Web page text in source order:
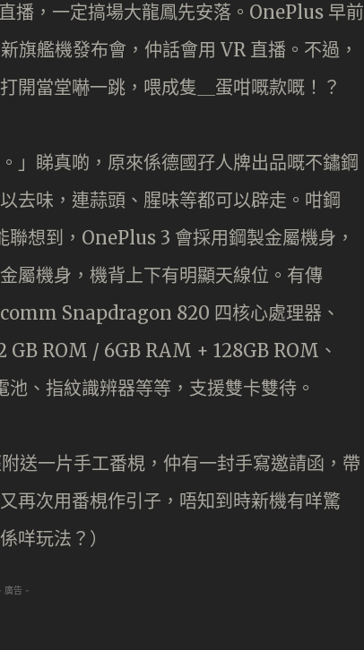
播，一定搞場大龍鳳先安落。OnePlus 早前
旗艦機發布會，仲話會用 VR 直播。不過，
開當堂嚇一跳，喂成隻＿蛋咁嘅款嘅！？
」睇真啲，原來係德國孖人牌出品嘅不鏽鋼
去味，連蒜頭、腥味等都可以辟走。咁鋼
想到，OnePlus 3 會採用鋼製金屬機身，
屬機身，機背上下有明顯天線位。有傳
Snapdragon 820 四核心處理器、
ROM / 6GB RAM + 128GB ROM、
、指紋識辨器等等，支援雙卡雙待。
送一片手工番梘，仲有一封手寫邀請函，帶
再次用番梘作引子，唔知到時新機有咩驚
咩玩法？）
廣告 -